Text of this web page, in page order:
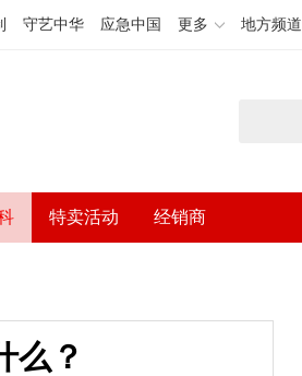
守艺中华 应急中国 更多 地方频道
特卖活动 经销商
么？